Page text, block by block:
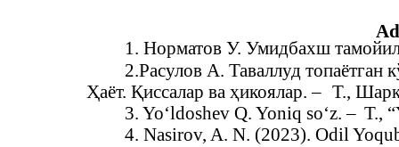
1. Норматов У. Умидбахш
2.Расулов A. Таваллуд
Ҳаёт. Қиссалар ва ҳикоялар. – Т.,
3. Yo‘ldoshev Q. Yoniq so‘z. – T.,
4. Nasirov, A. N. (2023). Odil